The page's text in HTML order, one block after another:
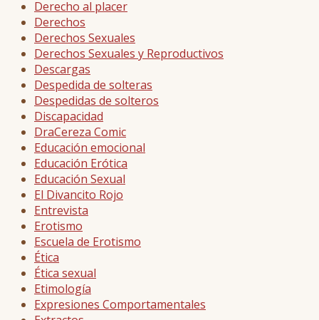
Derecho al placer
Derechos
Derechos Sexuales
Derechos Sexuales y Reproductivos
Descargas
Despedida de solteras
Despedidas de solteros
Discapacidad
DraCereza Comic
Educación emocional
Educación Erótica
Educación Sexual
El Divancito Rojo
Entrevista
Erotismo
Escuela de Erotismo
Ética
Ética sexual
Etimología
Expresiones Comportamentales